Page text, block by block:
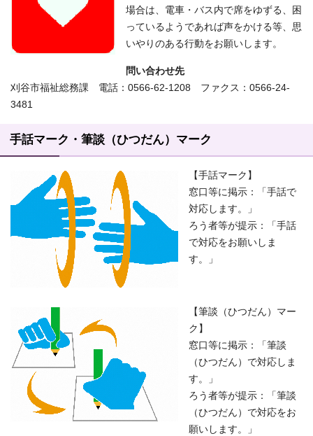
場合は、電車・バス内で席をゆずる、困
っているようであれば声をかける等、思
いやりのある行動をお願いします。
問い合わせ先
刈谷市福祉総務課 電話：0566-62-1208 ファクス：0566-24-
3481
手話マーク・筆談（ひつだん）マーク
【手話マーク】
窓口等に掲示：「手話で
対応します。」
ろう者等が提示：「手話
で対応をお願いしま
す。」
【筆談（ひつだん）マー
ク】
窓口等に掲示：「筆談
（ひつだん）で対応しま
す。」
ろう者等が提示：「筆談
（ひつだん）で対応をお
願いします。」